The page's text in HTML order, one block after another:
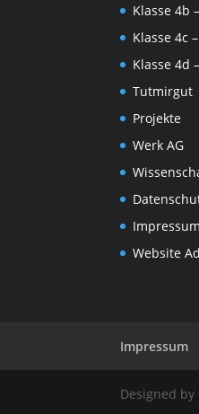
Klasse 4b
Klasse 4c
Klasse 4d
Tutmirgut
Projekte
Werk AG
Impressum
Website
Impressum
Designed by